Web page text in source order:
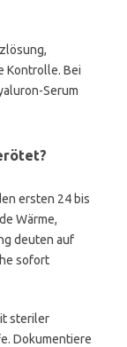
Kontrolle. Bei
Serum
ersten 24 bis
Wärme,
deuten auf
sofort
steriler
Dokumentiere